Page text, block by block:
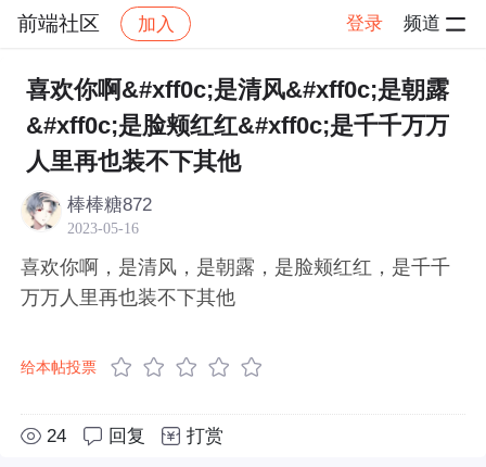
前端社区 加入 登录 频道
社区 前端社区 感慨 帖子详情
喜欢你啊&#xff0c;是清风&#xff0c;是朝露
&#xff0c;是脸颊红红&#xff0c;是千千万万
人里再也装不下其他
棒棒糖872
2023-05-16
喜欢你啊，是清风，是朝露，是脸颊红红，是千千
万万人里再也装不下其他
给本帖投票
24 回复 打赏